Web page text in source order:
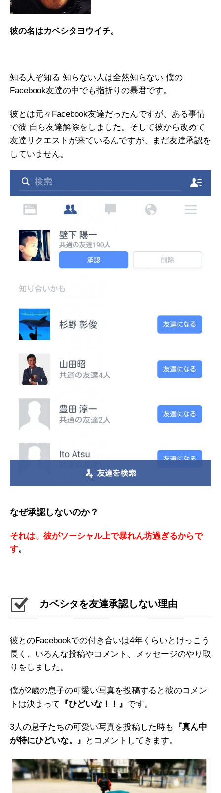
彼の名はカベシタヨウイチ。
知る人ぞ知る 知らない人は全然知らない 僕の
Facebook友達の中でも指折りの暴君です。
彼とは元々Facebook友達だったんですが、ある事情
で彼 自ら友達解除をしました。そして彼から改めて
友達リクエストが来ているんですが、まだ友達承認を
していません。
なぜ承認しないのか？
それは、彼がソーシャル上で暴れん坊過ぎるからで
す。
カベシタを友達承認しない理由
彼とのFacebookでの付き合いは4年くらいとけっこう
長く、いろんな投稿やコメント、メッセージのやり取
りをしました。
僕が2歳の息子の可愛い写真を投稿すると彼のコメン
トは決まって
『ひどいな！！』 です。
3人の息子たちの可愛い写真を投稿した時も
『真ん中
が特にひどいな。』
とコメントしてきます。